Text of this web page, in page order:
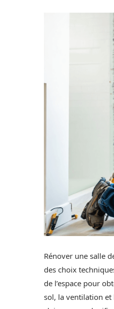
Rénover une salle
des choix
de l’espace pour
sol, la ventilation